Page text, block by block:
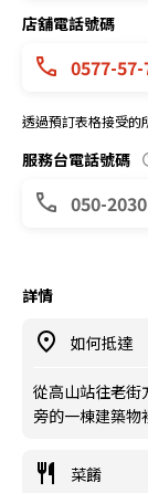
店舖電話號碼
0577-
透過預訂表格接受的
服務台電話號碼
050-
詳情
如何抵達
從高山站往老街
旁的一棟建築物
菜餚